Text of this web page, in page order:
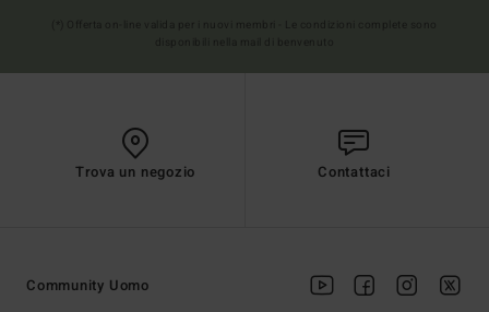
Trova un negozio Contattaci
Community Uomo